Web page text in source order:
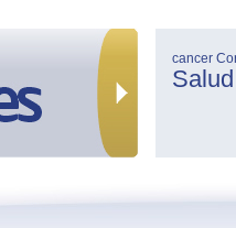
cancer
Salud